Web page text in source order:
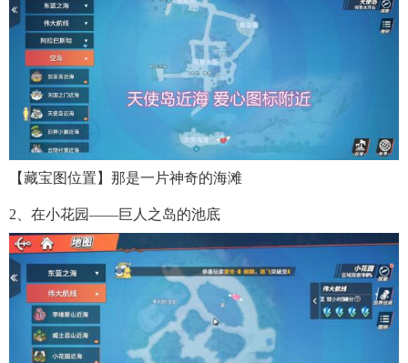
【藏宝图位置】那是一片神奇的海滩
2、在小花园——巨人之岛的池底